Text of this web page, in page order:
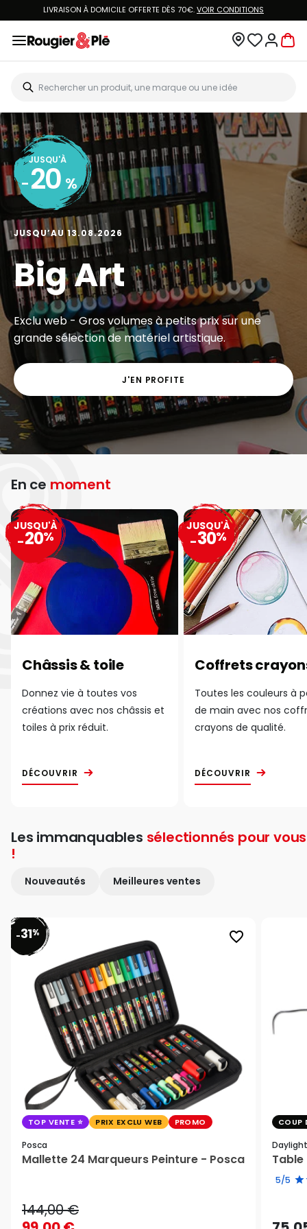
LIVRAISON À DOMICILE OFFERTE DÈS 70€.VOIR CONDITIONS
JUSQU'À
- 20 %
JUSQU’AU 13.08.2026
Big Art
Exclu web - Gros volumes à petits prix sur une
grande sélection de matériel artistique.
J'EN PROFITE
En ce moment
Châssis & toile
Donnez vie à toutes vos
créations avec nos châssis et
toiles à prix réduit.
DÉCOUVRIR
JUSQU'À
-20%
Coffrets
Toutes les couleurs à
de main avec nos
crayons de qualité.
DÉCOUVRIR
JUSQU'À
-30%
Les immanquables sélectionnés pour vous
!
Nouveautés Meilleures ventes
favorite_border
-31%
TOP VENTE PRIX EXCLU WEB PROMO
Posca
Mallette 24 Marqueurs Peinture - Posca
144,00 €
COUP
Daylight
Table
5/5